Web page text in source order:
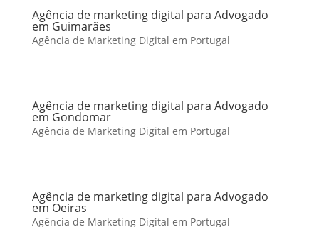
Agência de marketing digital para Advogado
em Guimarães
Agência de Marketing Digital em Portugal
Agência de marketing digital para Advogado
em Gondomar
Agência de Marketing Digital em Portugal
Agência de marketing digital para Advogado
em Oeiras
Agência de Marketing Digital em Portugal